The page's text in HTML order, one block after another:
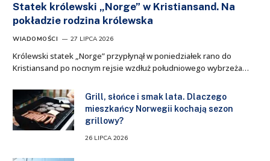
Statek królewski „Norge” w Kristiansand. Na
pokładzie rodzina królewska
WIADOMOŚCI 27 LIPCA 2026
Królewski statek „Norge” przypłynął w poniedziałek rano do
Kristiansand po nocnym rejsie wzdłuż południowego wybrzeża…
Grill, słońce i smak lata. Dlaczego
mieszkańcy Norwegii kochają sezon
grillowy?
26 LIPCA 2026